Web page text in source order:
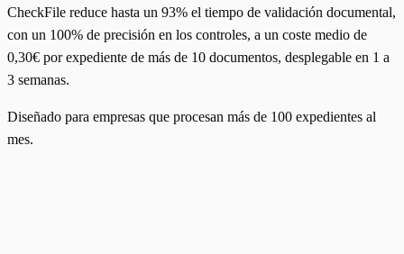
CheckFile reduce hasta un 93% el tiempo de validación documental,
con un 100% de precisión en los controles, a un coste medio de
0,30€ por expediente de más de 10 documentos, desplegable en 1 a
3 semanas.
Diseñado para empresas que procesan más de 100 expedientes al
mes.